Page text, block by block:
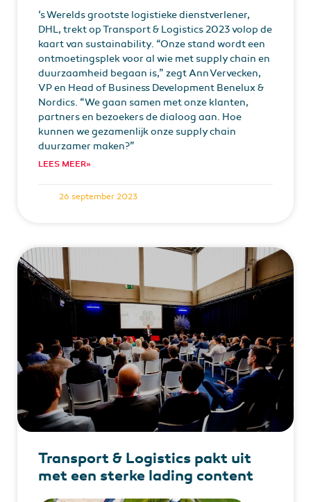
‘s Werelds grootste logistieke dienstverlener,
DHL, trekt op Transport & Logistics 2023 volop de
kaart van sustainability. “Onze stand wordt een
ontmoetingsplek voor al wie met supply chain en
duurzaamheid begaan is,” zegt Ann Vervecken,
VP en Head of Business Development Benelux &
Nordics. “We gaan samen met onze klanten,
partners en bezoekers de dialoog aan. Hoe
kunnen we gezamenlijk onze supply chain
duurzamer maken?”
LEES MEER»
26 september 2023
Transport & Logistics pakt uit
met een sterke lading content